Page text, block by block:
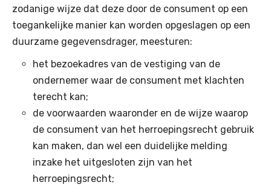
zodanige wijze dat deze door de consument op een
toegankelijke manier kan worden opgeslagen op een
duurzame gegevensdrager, meesturen:
het bezoekadres van de vestiging van de
ondernemer waar de consument met klachten
terecht kan;
de voorwaarden waaronder en de wijze waarop
de consument van het herroepingsrecht gebruik
kan maken, dan wel een duidelijke melding
inzake het uitgesloten zijn van het
herroepingsrecht;